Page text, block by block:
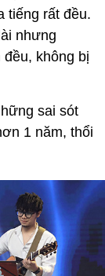
tiếng rất đều.
nhưng
không bị
sai sót
1 năm, thổi